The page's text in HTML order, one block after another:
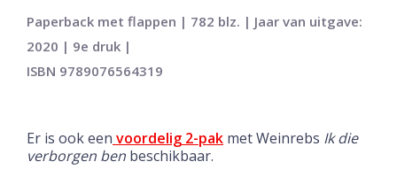
Paperback met flappen | 782 blz. | Jaar van uitgave:
2020 | 9e druk |
ISBN 9789076564319
Er is ook een voordelig 2-pak met Weinrebs Ik die
verborgen ben beschikbaar.